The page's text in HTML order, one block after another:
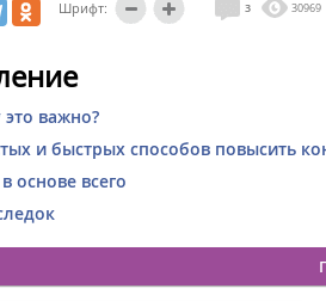
Шрифт: 3 30969
важно?
и быстрых способов повысить
основе всего